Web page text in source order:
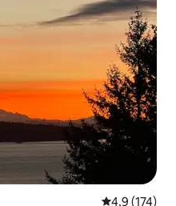
Średnia
4,9 (174)